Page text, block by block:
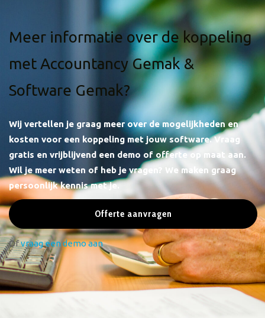
Meer informatie over de koppeling
met Accountancy Gemak &
Software Gemak?
Wij vertellen je graag meer over de mogelijkheden en
kosten voor een koppeling met jouw software.Vraag
gratis en vrijblijvend een demo of offerte op maat aan.
Wil je meer weten of heb je vragen? We maken graag
persoonlijk kennis met je.
Offerte aanvragen
Ofvraag een demo aan